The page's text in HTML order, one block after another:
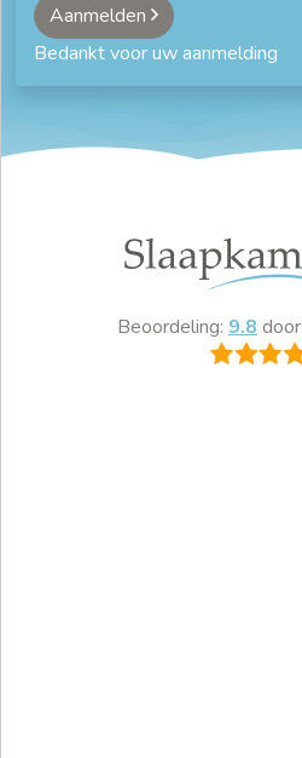
Aanmelden
Bedankt voor uw aanmelding
Beoordeling: 9.8 door